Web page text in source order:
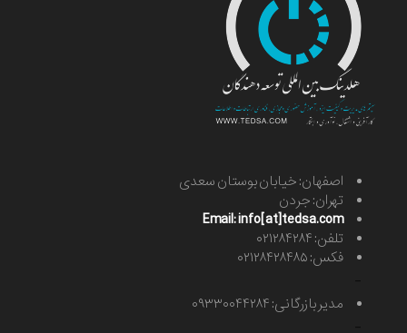
اصفهان: خیابان بوستان سعدی
تهران: جردن
Email: info[at]tedsa.com
تلفن: ۰۲۱۲۸۴۲۸۴
فکس: ۰۲۱۲۸۴۲۸۴۸۵
مدیر بازرگانی: ۰۹۳۳۰۰۴۴۲۸۴